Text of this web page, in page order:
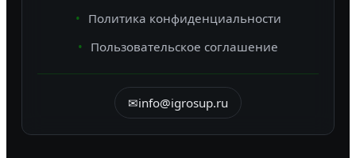
Политика конфиденциальности
Пользовательское соглашение
✉info@igrosup.ru